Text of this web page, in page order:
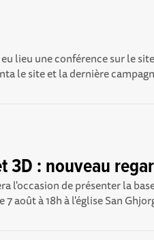
lieu une conférence sur le
le site et la dernière
3D : nouveau
l'occasion de présenter la
7 août à 18h à l'église San